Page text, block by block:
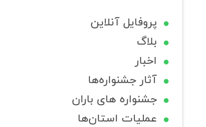
پروفایل آنلاین
بلاگ
اخبار
آثار جشنواره‌ها
جشنواره های باران
عملیات استان‌ها